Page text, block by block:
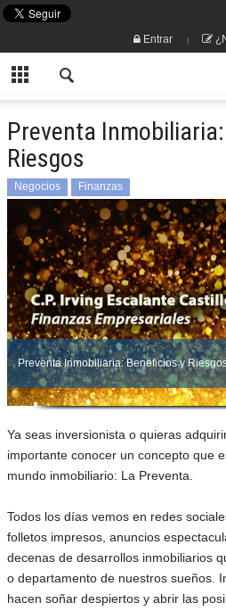
Entrar
Preventa
Riesgos
Negocios Finanzas
Preventa Inmobiliaria: Beneficios y
Ya seas inversionista o quieras
importante conocer un concepto que
mundo inmobiliario: La Preventa.
Todos los días vemos en redes
folletos impresos, anuncios
decenas de desarrollos inmobiliarios
o departamento de nuestros sueños.
hacen soñar despiertos y abrir las